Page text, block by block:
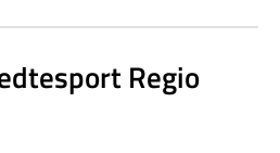
Regio